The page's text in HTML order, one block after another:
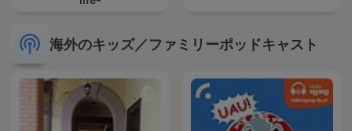
海外のキッズ／ファミリーポッドキャスト